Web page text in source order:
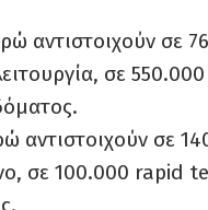
αντιστοιχούν σε
σε
αντιστοιχούν σε
σε 100.000 rapid